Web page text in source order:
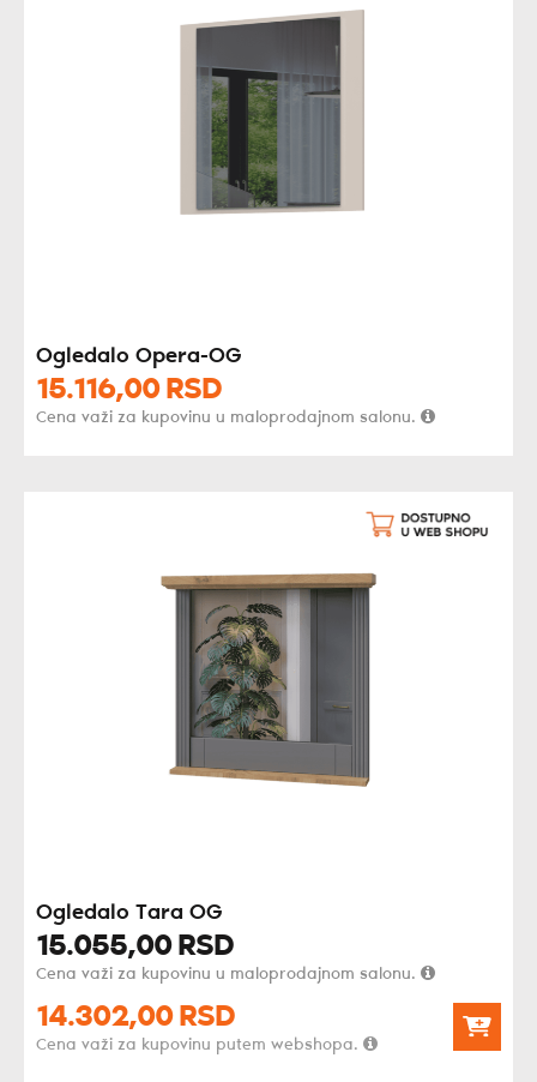
Ogledalo Opera-OG
15.116,00 RSD
Cena važi za kupovinu u maloprodajnom salonu.
Ogledalo Tara OG
15.055,00 RSD
Cena važi za kupovinu u maloprodajnom salonu.
14.302,00 RSD
Cena važi za kupovinu putem webshopa.